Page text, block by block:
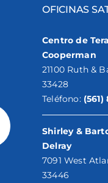
OFICINAS
Centro de
Cooperman
21100 Ruth &
33428
Teléfono: (561)
Shirley &
Delray
7091 West
33446